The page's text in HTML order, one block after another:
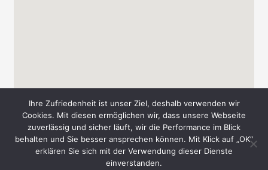
Copyright © 2026 Messe-Süd A. & T. Schmid GbR
Ihre Zufriedenheit ist unser Ziel, deshalb verwenden wir
Cookies. Mit diesen ermöglichen wir, dass unsere Webseite
zuverlässig und sicher läuft, wir die Performance im Blick
behalten und Sie besser ansprechen können. Mit Klick auf „OK“
erklären Sie sich mit der Verwendung dieser Dienste
einverstanden.